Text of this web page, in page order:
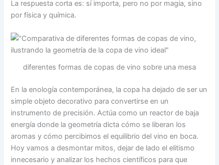
La respuesta corta es: sí importa, pero no por magia, sino
por física y química.
diferentes formas de copas de vino sobre una mesa
En la enología contemporánea, la copa ha dejado de ser un
simple objeto decorativo para convertirse en un
instrumento de precisión. Actúa como un reactor de baja
energía donde la geometría dicta cómo se liberan los
aromas y cómo percibimos el equilibrio del vino en boca.
Hoy vamos a desmontar mitos, dejar de lado el elitismo
innecesario y analizar los hechos científicos para que